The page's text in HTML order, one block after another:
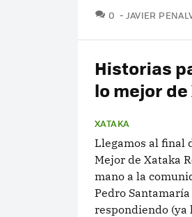
0 COMENTARIOS
JAVIER
Historias
lo mejor
XATAKA
Llegamos al final
Mejor de Xataka
mano a la
Pedro
respondiendo (ya